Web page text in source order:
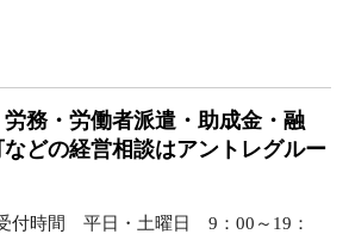
務・労働者派遣・助成金・融
どの経営相談はアントレグルー
付時間 平日・土曜日 9：00～19：